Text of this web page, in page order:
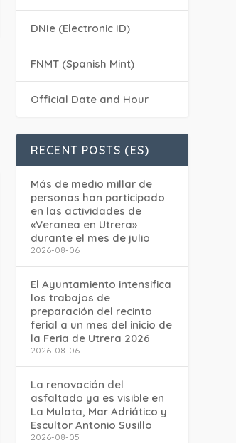
DNIe (Electronic ID)
FNMT (Spanish Mint)
Official Date and Hour
RECENT POSTS (ES)
Más de medio millar de
personas han participado
en las actividades de
«Veranea en Utrera»
durante el mes de julio
2026-08-06
El Ayuntamiento intensifica
los trabajos de
preparación del recinto
ferial a un mes del inicio de
la Feria de Utrera 2026
2026-08-06
La renovación del
asfaltado ya es visible en
La Mulata, Mar Adriático y
Escultor Antonio Susillo
2026-08-05